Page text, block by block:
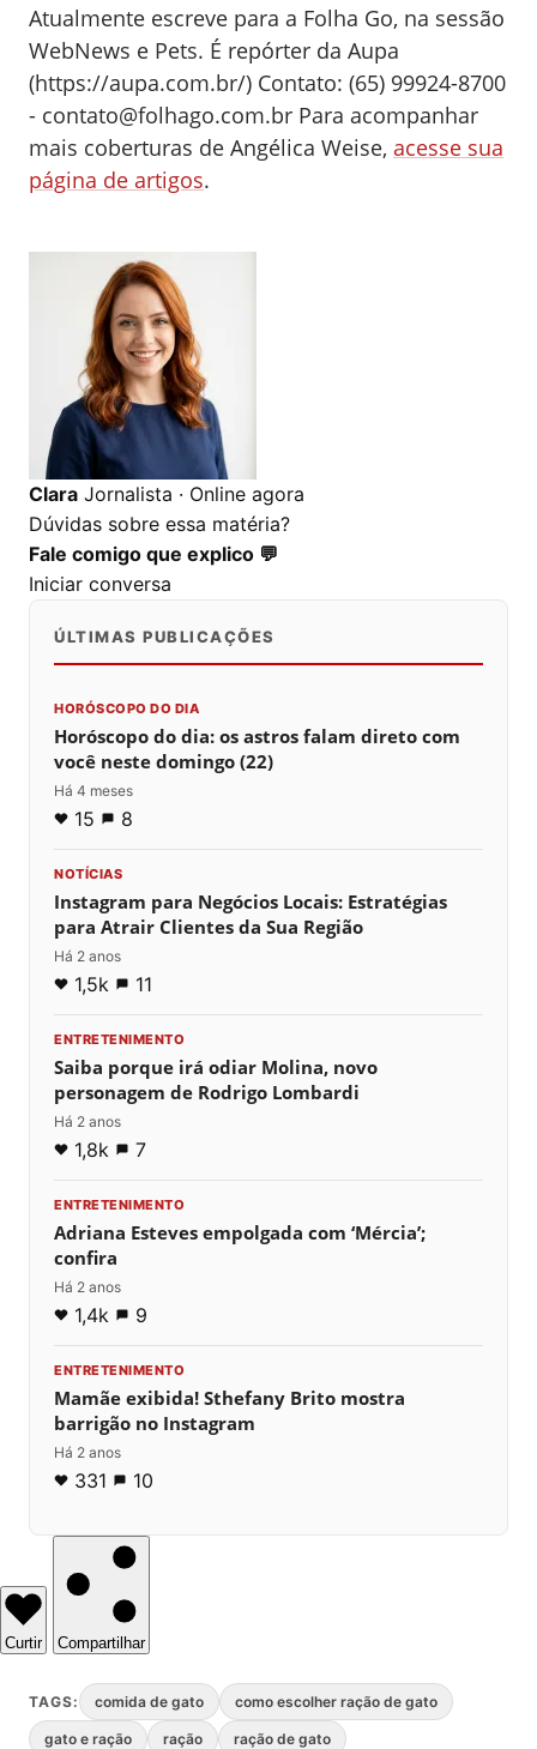
Atualmente escreve para a Folha Go, na sessão
WebNews e Pets. É repórter da Aupa
(https://aupa.com.br/) Contato: (65) 99924-8700
- contato@folhago.com.br Para acompanhar
mais coberturas de Angélica Weise, acesse sua
página de artigos.
Clara Jornalista · Online agora
Dúvidas sobre essa matéria?
Fale comigo que explico 💬
Iniciar conversa
ÚLTIMAS PUBLICAÇÕES
HORÓSCOPO DO DIA
Horóscopo do dia: os astros falam direto com
você neste domingo (22)
Há 4 meses
15 8
NOTÍCIAS
Instagram para Negócios Locais: Estratégias
para Atrair Clientes da Sua Região
Há 2 anos
1,5k 11
ENTRETENIMENTO
Saiba porque irá odiar Molina, novo
personagem de Rodrigo Lombardi
Há 2 anos
1,8k 7
ENTRETENIMENTO
Adriana Esteves empolgada com ‘Mércia’;
confira
Há 2 anos
1,4k 9
ENTRETENIMENTO
Mamãe exibida! Sthefany Brito mostra
barrigão no Instagram
Há 2 anos
331 10
Curtir Compartilhar
TAGS: comida de gato como escolher ração de gato
gato e ração ração ração de gato